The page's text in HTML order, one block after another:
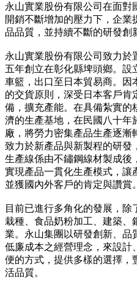
永山實業股份有限公司在面
開銷不斷增加的壓力下，企
品品質，並持續不斷的研發創
永山實業股份有限公司致力
五年創立在彰化縣埤頭鄉。
車籃，出口至日本貿易商。因
的交貨原則，深受日本客戶肯
備，擴充產能。在具備紮實的
濟的生產基地，在民國八十年
廠，將勞力密集產品生產逐漸
致力於新產品與新製程的研發
生產線係由不鏽鋼線材製成後
實現產品一貫化生產模式，讓
並獲國內外客戶的肯定與讚賞。
目前已進行多角化的發展，
栽種、食品奶粉加工、建築、
業。永山集團以研發創新、品
低廉成本之經營理念，來設計
便的方式，提供多樣的選擇，
活品質。